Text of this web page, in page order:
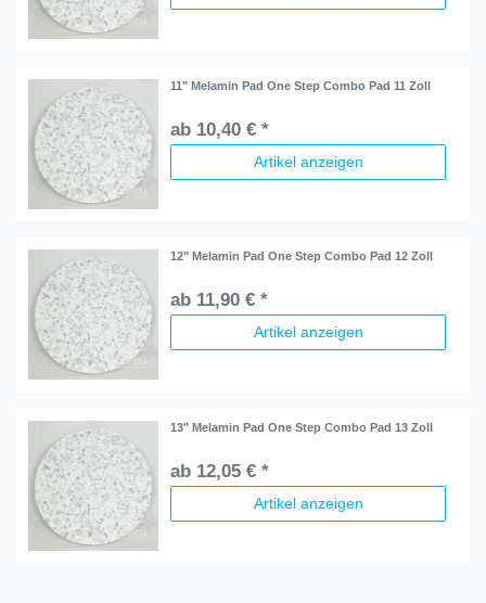
11" Melamin Pad One Step Combo Pad 11 Zoll
ab 10,40 € *
Artikel anzeigen
12" Melamin Pad One Step Combo Pad 12 Zoll
ab 11,90 € *
Artikel anzeigen
13" Melamin Pad One Step Combo Pad 13 Zoll
ab 12,05 € *
Artikel anzeigen